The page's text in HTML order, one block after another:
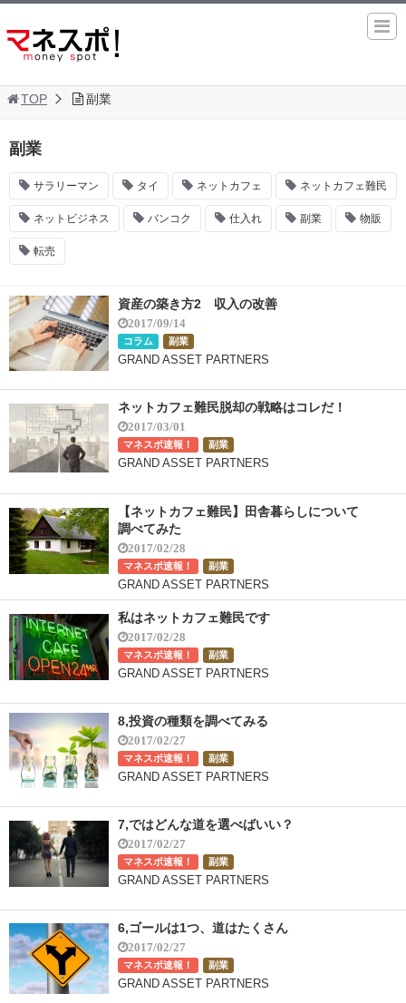
TOP 副業
副業
サラリーマン タイ ネットカフェ ネットカフェ難民
ネットビジネス バンコク 仕入れ 副業 物販
転売
資産の築き方2 収入の改善
2017/09/14
コラム 副業
GRAND ASSET PARTNERS
ネットカフェ難民脱却の戦略はコレだ！
2017/03/01
マネスポ速報！ 副業
GRAND ASSET PARTNERS
【ネットカフェ難民】田舎暮らしについて
調べてみた
2017/02/28
マネスポ速報！ 副業
GRAND ASSET PARTNERS
私はネットカフェ難民です
2017/02/28
マネスポ速報！ 副業
GRAND ASSET PARTNERS
8,投資の種類を調べてみる
2017/02/27
マネスポ速報！ 副業
GRAND ASSET PARTNERS
7,ではどんな道を選べばいい？
2017/02/27
マネスポ速報！ 副業
GRAND ASSET PARTNERS
6,ゴールは1つ、道はたくさん
2017/02/27
マネスポ速報！ 副業
GRAND ASSET PARTNERS